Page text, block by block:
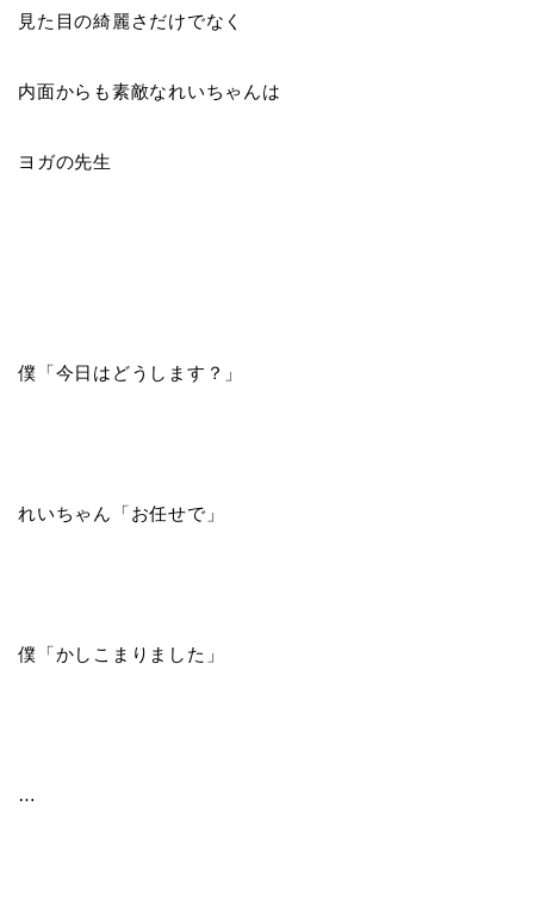
見た目の綺麗さだけでなく
内面からも素敵なれいちゃんは
ヨガの先生
僕「今日はどうします？」
れいちゃん「お任せで」
僕「かしこまりました」
…